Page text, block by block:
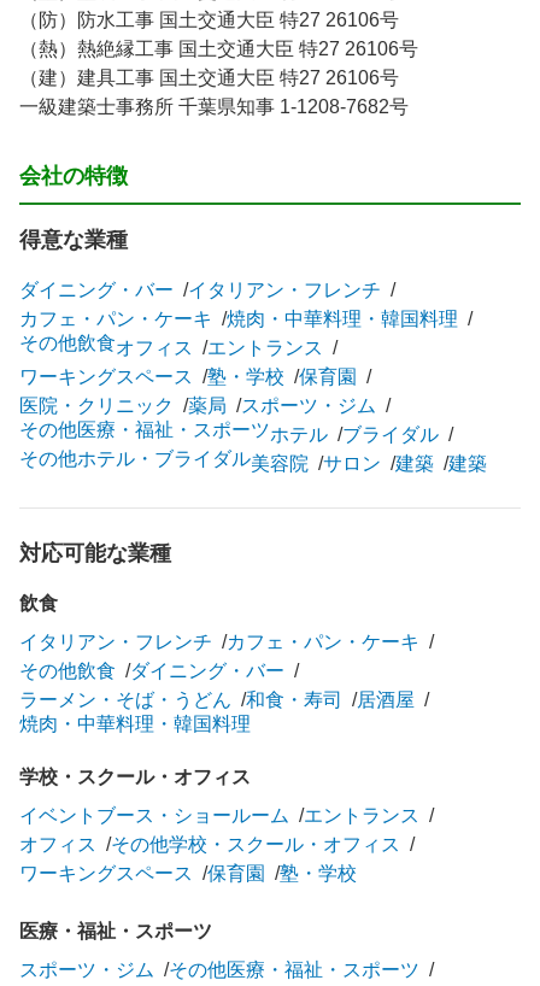
（防）防水工事 国土交通大臣 特27 26106号
（熱）熱絶縁工事 国土交通大臣 特27 26106号
（建）建具工事 国土交通大臣 特27 26106号
一級建築士事務所 千葉県知事 1-1208-7682号
会社の特徴
得意な業種
ダイニング・バー
イタリアン・フレンチ
カフェ・パン・ケーキ
焼肉・中華料理・韓国料理
その他飲食オフィス
エントランス
ワーキングスペース
塾・学校
保育園
医院・クリニック
薬局
スポーツ・ジム
その他医療・福祉・スポーツホテル
ブライダル
その他ホテル・ブライダル美容院 サロン 建築 建築
対応可能な業種
飲食
イタリアン・フレンチ
カフェ・パン・ケーキ
その他飲食
ダイニング・バー
ラーメン・そば・うどん
和食・寿司
居酒屋
焼肉・中華料理・韓国料理
学校・スクール・オフィス
イベントブース・ショールーム
エントランス
オフィス
その他学校・スクール・オフィス
ワーキングスペース
保育園 塾・学校
医療・福祉・スポーツ
スポーツ・ジム
その他医療・福祉・スポーツ